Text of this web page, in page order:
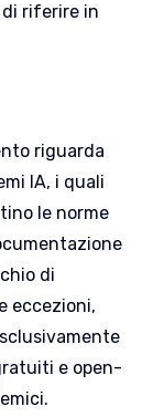
riferire in
riguarda
IA, i quali
le norme
di
eccezioni,
e open-